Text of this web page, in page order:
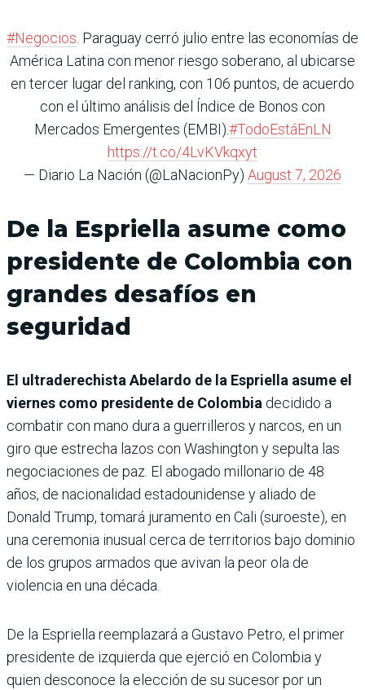
#Negocios . Paraguay cerró julio entre las economías de
América Latina con menor riesgo soberano, al ubicarse
en tercer lugar del ranking, con 106 puntos, de acuerdo
con el último análisis del Índice de Bonos con
Mercados Emergentes (EMBI).#TodoEstáEnLN
https://t.co/4LvKVkqxyt
— Diario La Nación (@LaNacionPy) August 7, 2026
De la Espriella asume como
presidente de Colombia con
grandes desafíos en
seguridad
El ultraderechista Abelardo de la Espriella asume el
viernes como presidente de Colombia decidido a
combatir con mano dura a guerrilleros y narcos, en un
giro que estrecha lazos con Washington y sepulta las
negociaciones de paz. El abogado millonario de 48
años, de nacionalidad estadounidense y aliado de
Donald Trump, tomará juramento en Cali (suroeste), en
una ceremonia inusual cerca de territorios bajo dominio
de los grupos armados que avivan la peor ola de
violencia en una década.
De la Espriella reemplazará a Gustavo Petro, el primer
presidente de izquierda que ejerció en Colombia y
quien desconoce la elección de su sucesor por un